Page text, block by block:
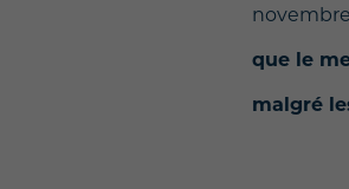
que le
malgré